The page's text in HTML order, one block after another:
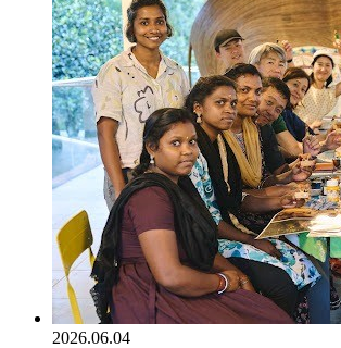
2026.06.04